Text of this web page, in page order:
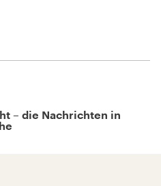
– die Nachrichten in